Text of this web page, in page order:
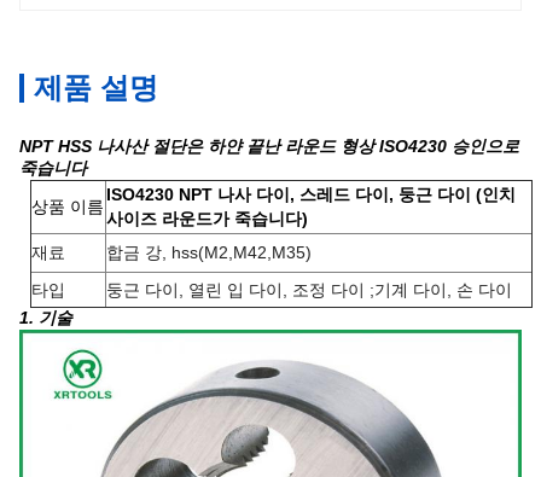
제품 설명
NPT HSS 나사산 절단은 하얀 끝난 라운드 형상 ISO4230 승인으로
죽습니다
상품 이름
ISO4230 NPT 나사 다이, 스레드 다이, 둥근 다이 (인치
사이즈 라운드가 죽습니다)
재료
합금 강, hss(M2,M42,M35)
타입
둥근 다이, 열린 입 다이, 조정 다이 ;기계 다이, 손 다이
1. 기술